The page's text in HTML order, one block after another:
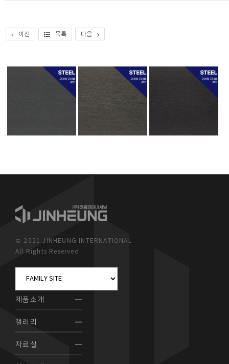
이전 목록 다음
© 2021 JINHEUNG INTERNATIONAL
All Rights Reserved.
제품소개
갤러리
자료실